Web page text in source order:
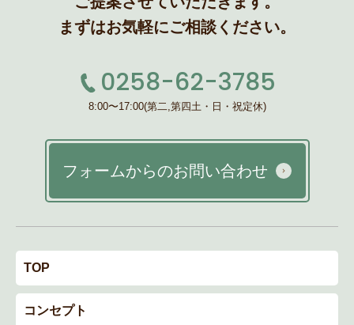
まずはお気軽にご相談ください。
0258-62-3785
8:00〜17:00(第二,第四土・日・祝定休)
フォームからのお問い合わせ
TOP
コンセプト